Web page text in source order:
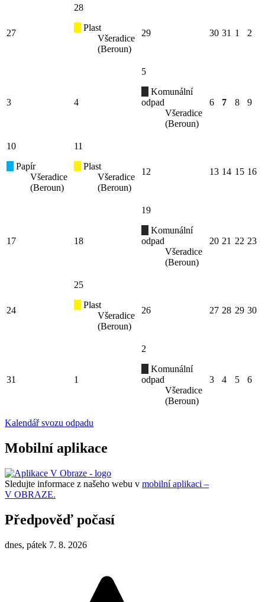
27
28
Plast
Všeradice
(Beroun)
29 30 31 1 2
3 4
5
Komunální
odpad
Všeradice
(Beroun)
6 7 8 9
10
Papír
Všeradice
(Beroun)
11
Plast
Všeradice
(Beroun)
12 13 14 15 16
17 18
19
Komunální
odpad
Všeradice
(Beroun)
20 21 22 23
24
25
Plast
Všeradice
(Beroun)
26 27 28 29 30
31 1
2
Komunální
odpad
Všeradice
(Beroun)
3 4 5 6
Kalendář svozu odpadu
Mobilní aplikace
Sledujte informace z našeho webu v mobilní aplikaci –
V OBRAZE.
Předpověď počasí
dnes, pátek 7. 8. 2026